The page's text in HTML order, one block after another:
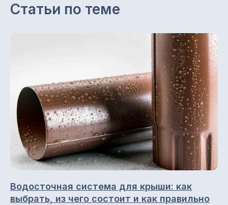
Статьи по теме
Водосточная система для крыши: как
выбрать, из чего состоит и как правильно
ОГРН 1151690056957
Металлочерепица
Фальцевая кровля
Металлосайдинг
Металлический штакетник
Профили для вентфасадов